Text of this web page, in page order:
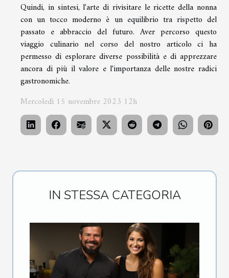
IN STESSA CATEGORIA
Quindi, in sintesi, l'arte di rivisitare le ricette della nonna
con un tocco moderno è un equilibrio tra rispetto del
passato e abbraccio del futuro. Aver percorso questo
viaggio culinario nel corso del nostro articolo ci ha
permesso di esplorare diverse possibilità e di apprezzare
ancora di più il valore e l'importanza delle nostre radici
gastronomiche.
Mercoledì 15 novembre 2023 12h